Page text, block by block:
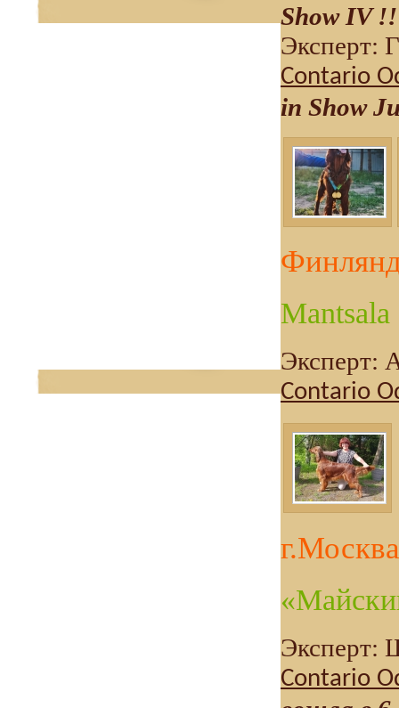
Show IV
Эксперт:
Contario
in Show
Эксперт:
Contario
г.Москва
Эксперт:
Contario